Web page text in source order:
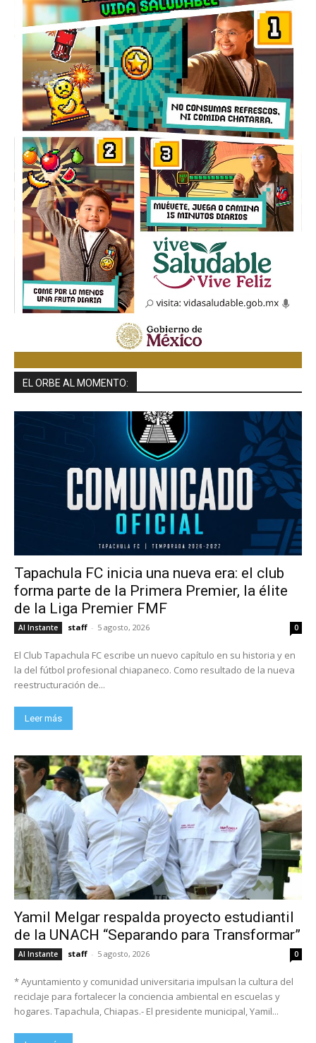
EL ORBE AL MOMENTO:
Tapachula FC inicia una nueva era: el club
forma parte de la Primera Premier, la élite
de la Liga Premier FMF
Al Instante staff - 5 agosto, 2026 0
El Club Tapachula FC escribe un nuevo capítulo en su historia y en
la del fútbol profesional chiapaneco. Como resultado de la nueva
reestructuración de...
Leer más
Yamil Melgar respalda proyecto estudiantil
de la UNACH “Separando para Transformar”
Al Instante staff - 5 agosto, 2026 0
* Ayuntamiento y comunidad universitaria impulsan la cultura del
reciclaje para fortalecer la conciencia ambiental en escuelas y
hogares. Tapachula, Chiapas.- El presidente municipal, Yamil...